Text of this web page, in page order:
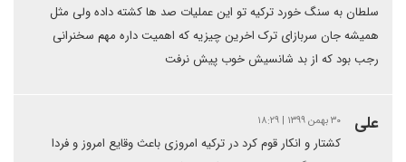
سلطان به سنگ خورد ترکیه تو این عملیات صد ها کشته داده ولی مثل
همیشه جان سربازای ترک اخرین چیزیه که اهمیت داره مهم سخنرانی
رجب بود که از بد شانسیش خوب پیش نرفت
علی ۳۰ بهمن ۱۳۹۹ | ۱۸:۲۹
کشتار و انکار قوم کرد در ترکیه امروزی باعث وقایع امروز و فردا